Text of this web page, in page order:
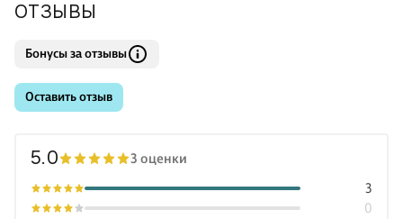
ОТЗЫВЫ
Бонусы за отзывы
Оставить отзыв
5.0 3 оценки
0
3